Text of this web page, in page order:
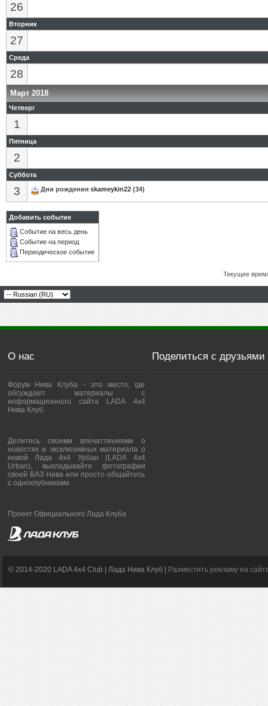
26
Вторник
27
Среда
28
Март 2018
Четверг
1
Пятница
2
Суббота
3 Дни рождения skameykin22 (34)
Добавить событие
Событие на весь день
Событие на период
Периодическое событие
Текущее
О нас
Форум Нива Клуба - это место, где
обсуждают материалы с
информационного сайта LADA 4x4
Нива Клуб.
Делитесь своими впечатлениями о
новостях и эксклюзивных материала о
новой Лада 4х4 Урбан (LADA 4x4
Urban), выкладывайте фотографии
своей ВАЗ Нива или просто общайтесь
с одноклубниками.
Проект Официального Лада Клуба
Поделиться с друзьями
© 2014-2020 LADA 4x4 Club | Лада Нива Клуб | Разместить рекламу на